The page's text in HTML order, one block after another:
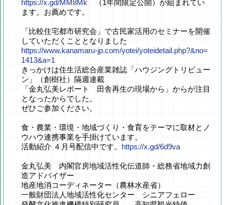
https://x.gd/MM8Mk（1年間限定公開）が組まれてい
ます。お薦めです。
「比較住宅都市研究会」で古民家活用のセミナーを開催
していただくこととなりました
https://www.kanamaru-jp.com/yotei/yoteidetail.php?&no=
1413&a=1
きっかけは住生活総合産業雑誌「ハウジングトリビュー
ン」（創樹社）隔週連載
「金丸弘美レポート 田舎再生の現場から」からが注目
となったからでした。
ぜひご参加ください。
食・農業・環境・地域づくり・食育をテーマに取材とノ
ウハウ連携事業を手掛けています。
活動紹介 ４月号配信中です。 https://x.gd/6d9va
金丸弘美 内閣官房地域活性化伝道師・総務省地域力創
造アドバイザー
地産地消コーディネーター（農林水産省）
一般財団法人地域活性化センター シニアフェロー